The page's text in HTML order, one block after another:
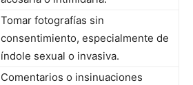
Tomar fotografías sin
consentimiento, especialmente de
índole sexual o invasiva.
Comentarios o insinuaciones